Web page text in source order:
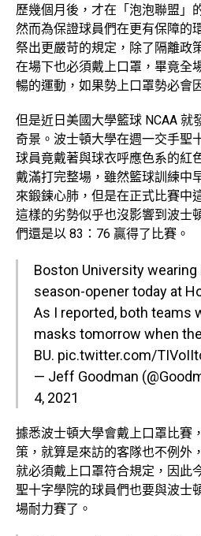
歷幾個月後，才在「泡泡聯盟」
然而為保證球員們在更有保障的
祭出更嚴苛的規定，除了隔離政
在場下也必須戴上口罩，畢竟全
暢的運動，如果勢上口罩勢必會
但是近日美國大學籃球 NCAA 就
奇景。波士頓大學在週一交手聖
球員竟戴著與球衣呼應色系的紅
戴滿打完整場，雖然籃球訓練中
來鍛鍊心肺，但是在正式比賽中
這樣的劣勢似乎也沒影響到波士
們還是以 83：76 贏得了比賽。
Boston University
season-opener today at
As I reported, both teams
masks tomorrow when
BU. pic.twitter.com/
— Jeff Goodman
4, 2021
據悉波士頓大學會戴上口罩比賽
策，就算是來訪的客隊也不例外
就必須戴上口罩符合規定，因此
聖十字學院的球員們也要與波士
場耐力賽了。